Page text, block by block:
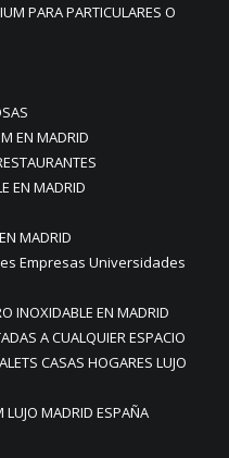
PARA PARTICULARES O
EN MADRID
EN MADRID
MADRID
Empresas Universidades
INOXIDABLE EN MADRID
A CUALQUIER ESPACIO
CASAS HOGARES LUJO
MADRID ESPAÑA